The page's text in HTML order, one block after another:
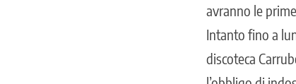
avranno le
Intanto fino a
discoteca